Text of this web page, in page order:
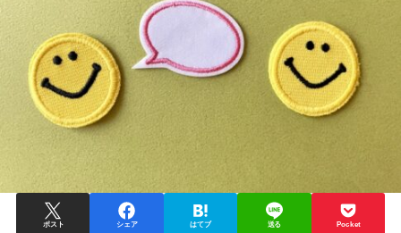
ポスト シェア はてブ 送る Pocket